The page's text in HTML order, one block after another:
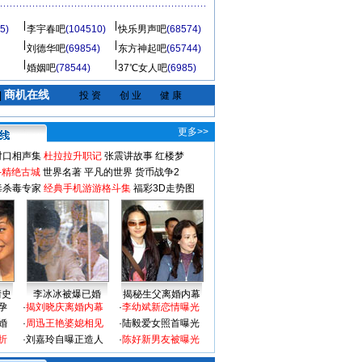
李宇春吧(104510) 快乐男声吧(68574)
刘德华吧(69854) 东方神起吧(65744)
婚姻吧(78544) 37℃女人吧(6985)
商机在线 投 资 创 业 健 康
更多>>
口相声集 杜拉拉升职记 张震讲故事 红楼梦
绝古城 世界名著 平凡的世界 货币战争2
毒专家 经典手机游游格斗集 福彩3D走势图
李冰冰被爆已婚
揭秘生父离婚内幕
·揭刘晓庆离婚内幕
·周迅王艳婆媳相见
·刘嘉玲自曝正造人
·李幼斌新恋情曝光
·陆毅爱女照首曝光
·陈好新男友被曝光